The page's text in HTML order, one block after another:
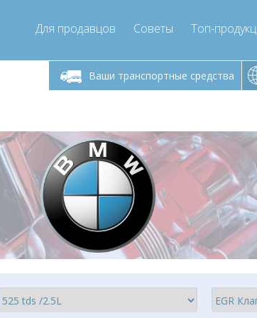
Для продавцов Советы Топ-
Ваши транспортные средства
9:00Понедельник-пятница 9:00
- 17
info@compressor-express.ru